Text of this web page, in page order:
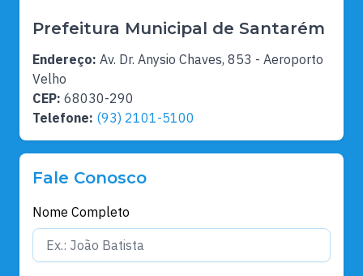
Prefeitura Municipal de Santarém
Endereço: Av. Dr. Anysio Chaves, 853 - Aeroporto
Velho
CEP: 68030-290
Telefone: (93) 2101-5100
Fale Conosco
Nome Completo